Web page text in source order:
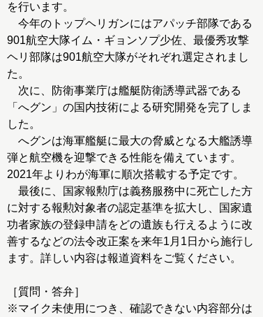
を行います。
今年のトップヘリガンにはアパッチ部隊である
901航空大隊イム・ギョンソプ少佐、最優秀攻撃
ヘリ部隊は901航空大隊がそれぞれ選定されまし
た。
次に、防衛事業庁は艦艇防衛誘導武器である
「へグン」の国内技術による研究開発を完了しま
した。
へグンは海軍艦艇に最大の脅威となる大艦誘導
弾と航空機を迎撃できる性能を備えています。
2021年よりわが海軍に順次搭載する予定です。
最後に、国家報勲庁は義務服務中に死亡した方
に対する報勲対象者の認定基準を拡大し、国家遺
功者家族の登録申請をどの遺族も行えるように改
善するなどの法令改正案を来年1月1日から施行し
ます。詳しい内容は報道資料をご覧ください。
［質問・答弁］
※マイク未使用につき、確認できない内容部分は